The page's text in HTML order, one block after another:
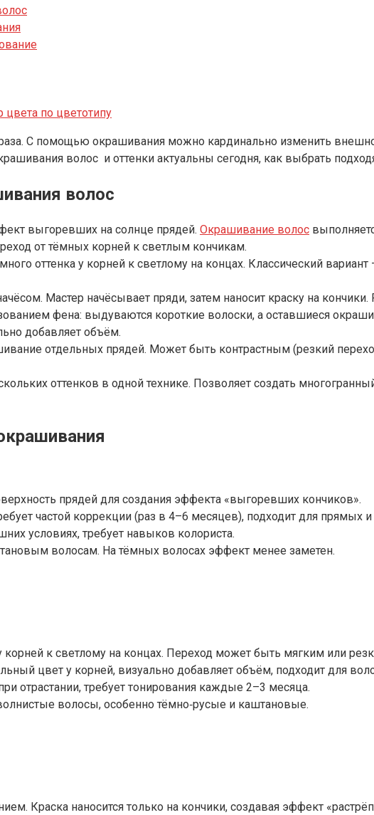
по цветотипу
С помощью окрашивания можно кардинально изменить
волос и оттенки актуальны сегодня, как выбрать
волос
выгоревших на солнце прядей. Окрашивание волос
от тёмных корней к светлым кончикам.
оттенка у корней к светлому на концах. Классический
Мастер начёсывает пряди, затем наносит краску на
фена: выдуваются короткие волоски, а оставшиеся
добавляет объём.
отдельных прядей. Может быть контрастным (резкий
оттенков в одной технике. Позволяет создать
прядей для создания эффекта «выгоревших кончиков».
частой коррекции (раз в 4–6 месяцев), подходит для прямых
условиях, требует навыков колориста.
волосам. На тёмных волосах эффект менее заметен.
корней к светлому на концах. Переход может быть мягким или
цвет у корней, визуально добавляет объём, подходит для
отрастании, требует тонирования каждые 2–3 месяца.
волосы, особенно тёмно‑русые и каштановые.
Краска наносится только на кончики, создавая эффект